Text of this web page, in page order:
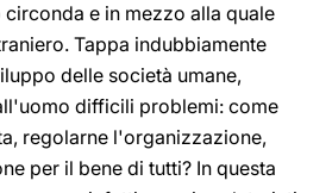
e in mezzo alla quale
Tappa indubbiamente
delle società umane,
difficili problemi: come
regolarne l'organizzazione,
per il bene di tutti? In questa